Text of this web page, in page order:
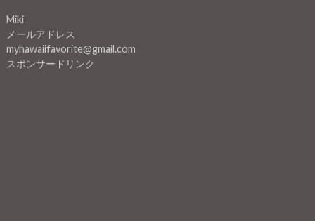
Miki
メールアドレス
myhawaiifavorite@gmail.com
スポンサードリンク